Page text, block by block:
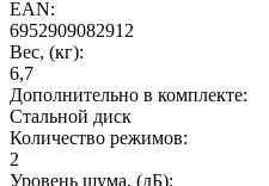
EAN:
6952909082912
Вес, (кг):
6,7
Дополнительно в комплекте:
Стальной диск
Количество режимов:
2
Уровень шума, (дБ):